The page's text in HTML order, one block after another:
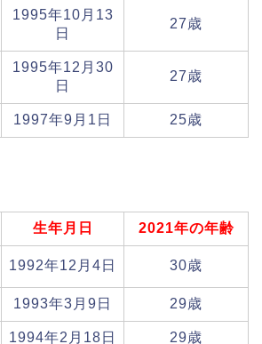
1995年10月13
日
27歳
1995年12月30
日
27歳
1997年9月1日 25歳
生年月日 2021年の年齢
1992年12月4日 30歳
1993年3月9日 29歳
1994年2月18日 29歳